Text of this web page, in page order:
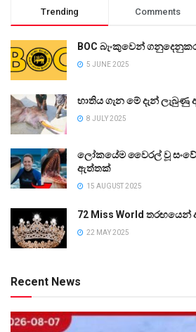
Trending Comments
BOC බැංකුවෙන්
5 JUNE 2025
භාතිය ගැන මේ දැන් ලැබුණු
8 JULY 2025
ලෝකයේම වෛරල් වූ
ඇත්තක්
15 AUGUST 2025
72 Miss World
22 MAY 2025
Recent News